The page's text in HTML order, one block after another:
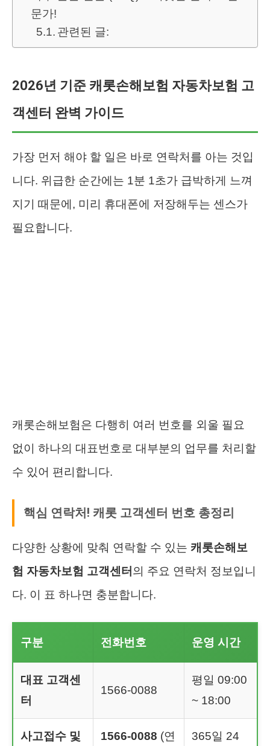
문가!
관련된 글:
2026년 기준 캐롯손해보험 자동차보험 고
객센터 완벽 가이드
가장 먼저 해야 할 일은 바로 연락처를 아는 것입
니다. 위급한 순간에는 1분 1초가 급박하게 느껴
지기 때문에, 미리 휴대폰에 저장해두는 센스가
필요합니다.
캐롯손해보험은 다행히 여러 번호를 외울 필요
없이 하나의 대표번호로 대부분의 업무를 처리할
수 있어 편리합니다.
핵심 연락처! 캐롯 고객센터 번호 총정리
다양한 상황에 맞춰 연락할 수 있는 캐롯손해보
험 자동차보험 고객센터 의 주요 연락처 정보입니
다. 이 표 하나면 충분합니다.
구분 전화번호 운영 시간
대표 고객센
터
1566-0088
평일 09:00
~ 18:00
사고접수 및
1566-0088 (연
365일 24